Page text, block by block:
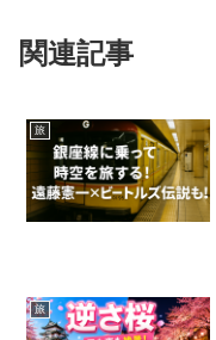
関連記事
旅
旅